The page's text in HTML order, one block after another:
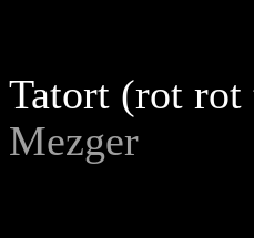
Tatort (rot rot
Mezger